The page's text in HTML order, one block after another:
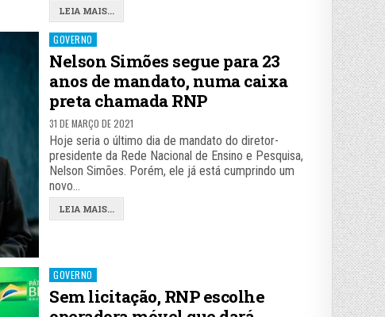
LEIA MAIS...
Posted
in
GOVERNO
Nelson Simões segue para 23
anos de mandato, numa caixa
preta chamada RNP
31 DE MARÇO DE 2021
Hoje seria o último dia de mandato do diretor-
presidente da Rede Nacional de Ensino e Pesquisa,
Nelson Simões. Porém, ele já está cumprindo um
novo…
LEIA MAIS...
Posted
in
GOVERNO
Sem licitação, RNP escolhe